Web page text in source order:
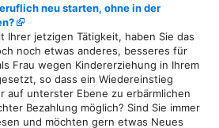
neu starten, ohne in der
Ihrer jetzigen Tätigkeit, haben Sie das
noch etwas anderes, besseres für
Frau wegen Kindererziehung in Ihrem
so dass ein Wiedereinstieg
auf unterster Ebene zu erbärmlichen
Bezahlung möglich? Sind Sie immer
und möchten gern etwas Neues